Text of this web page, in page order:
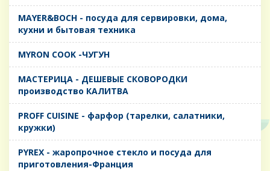
MAYER&BOCH - посуда для сервировки, дома,
кухни и бытовая техника
MYRON COOK -ЧУГУН
MАСТЕРИЦА - ДЕШЕВЫЕ СКОВОРОДКИ
производство КАЛИТВА
PROFF CUISINE - фарфор (тарелки, салатники,
кружки)
PYREX - жаропрочное стекло и посуда для
приготовления-Франция